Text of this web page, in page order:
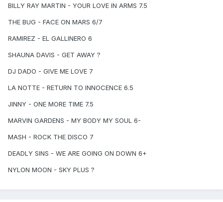
BILLY RAY MARTIN - YOUR LOVE IN ARMS 7.5
THE BUG - FACE ON MARS 6/7
RAMIREZ - EL GALLINERO 6
SHAUNA DAVIS - GET AWAY ?
DJ DADO - GIVE ME LOVE 7
LA NOTTE - RETURN TO INNOCENCE 6.5
JINNY - ONE MORE TIME 7.5
MARVIN GARDENS - MY BODY MY SOUL 6-
MASH - ROCK THE DISCO 7
DEADLY SINS - WE ARE GOING ON DOWN 6+
NYLON MOON - SKY PLUS ?